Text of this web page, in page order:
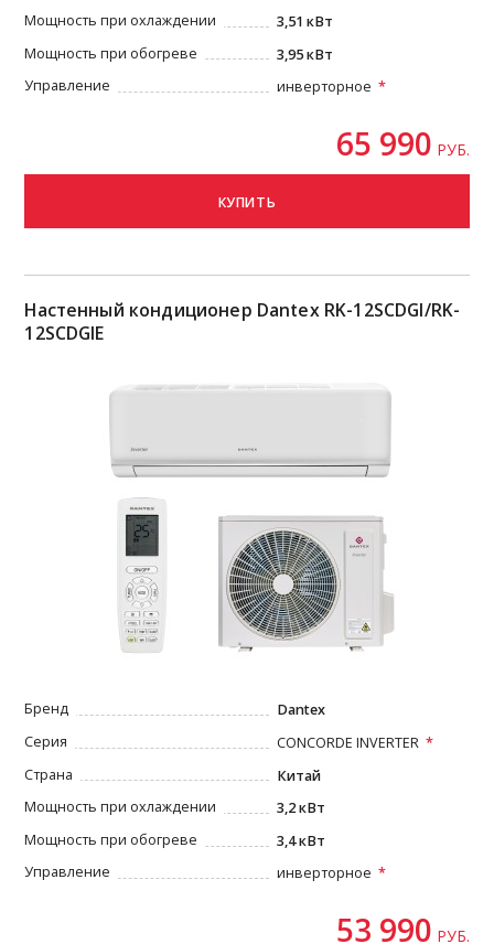
Мощность при охлаждении
3,51 кВт
Мощность при обогреве
3,95 кВт
Управление
инверторное
65 990 РУБ.
КУПИТЬ
Настенный кондиционер Dantex RK-12SCDGI/RK-
12SCDGIE
Бренд
Dantex
Серия
CONCORDE INVERTER
Страна
Китай
Мощность при охлаждении
3,2 кВт
Мощность при обогреве
3,4 кВт
Управление
инверторное
53 990 РУБ.